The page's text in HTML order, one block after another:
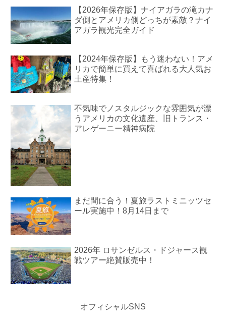
【2026年保存版】ナイアガラの滝カナ
ダ側とアメリカ側どっちが素敵？ナイ
アガラ観光完全ガイド
【2024年保存版】もう迷わない！アメ
リカで簡単に買えて喜ばれる大人気お
土産特集！
不気味でノスタルジックな雰囲気が漂
うアメリカの文化遺産、旧トランス・
アレゲーニー精神病院
まだ間に合う！夏旅ラストミニッツセ
ール実施中！8月14日まで
2026年 ロサンゼルス・ドジャース観
戦ツアー絶賛販売中！
オフィシャルSNS